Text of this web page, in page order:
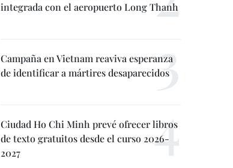
integrada con el aeropuerto Long Thanh
Campaña en Vietnam reaviva esperanza
de identificar a mártires desaparecidos
Ciudad Ho Chi Minh prevé ofrecer libros
de texto gratuitos desde el curso 2026-
2027